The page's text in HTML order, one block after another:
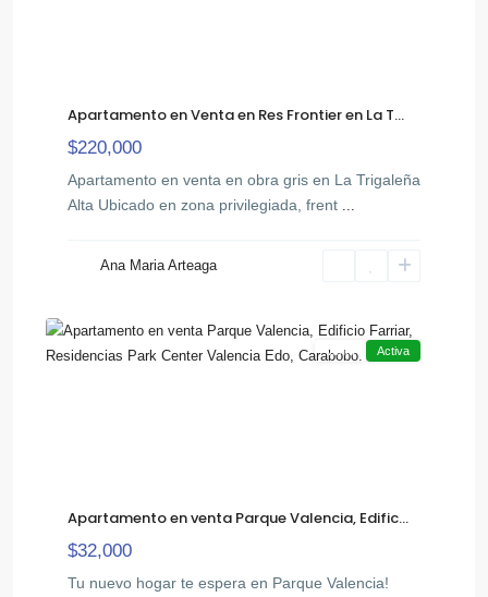
Apartamento en Venta en Res Frontier en La T...
$220,000
Apartamento en venta en obra gris en La Trigaleña
Alta Ubicado en zona privilegiada, frent
Ana Maria Arteaga
Venta Activa
Apartamento en venta Parque Valencia, Edific...
$32,000
Tu nuevo hogar te espera en Parque Valencia!